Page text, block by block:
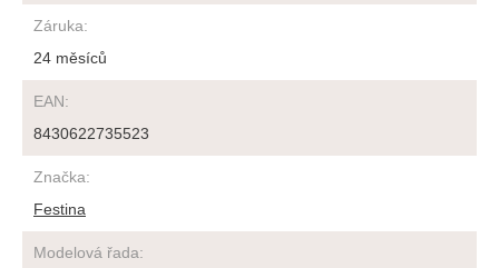
Záruka:
24 měsíců
EAN:
8430622735523
Značka:
Festina
Modelová řada: